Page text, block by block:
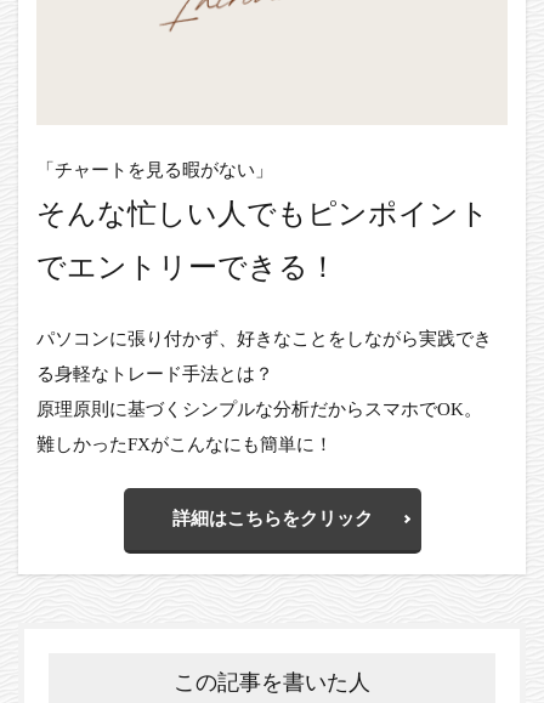
「チャートを見る暇がない」
そんな忙しい人でもピンポイント
でエントリーできる！
パソコンに張り付かず、好きなことをしながら実践でき
る身軽なトレード手法とは？
原理原則に基づくシンプルな分析だからスマホでOK。
難しかったFXがこんなにも簡単に！
詳細はこちらをクリック
この記事を書いた人